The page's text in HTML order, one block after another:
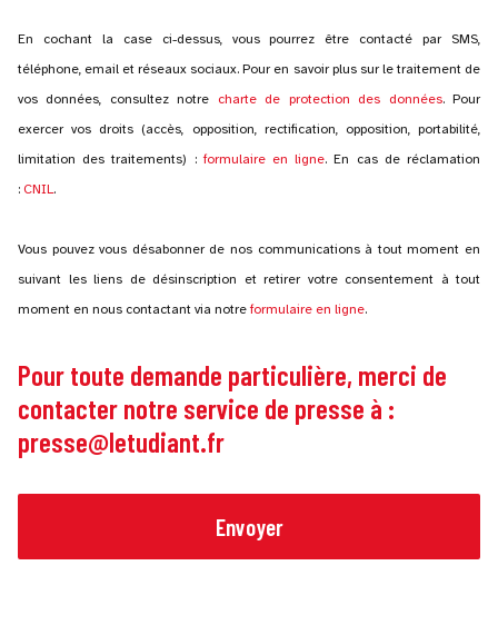
En cochant la case ci-dessus, vous pourrez être contacté par SMS,
téléphone, email et réseaux sociaux. Pour en savoir plus sur le traitement de
vos données, consultez notre charte de protection des données. Pour
exercer vos droits (accès, opposition, rectification, opposition, portabilité,
limitation des traitements) :formulaire en ligne. En cas de réclamation
: CNIL.
Vous pouvez vous désabonner de nos communications à tout moment en
suivant les liens de désinscription et retirer votre consentement à tout
moment en nous contactant via notreformulaire en ligne.
Pour toute demande particulière, merci de
contacter notre service de presse à :
presse@letudiant.fr